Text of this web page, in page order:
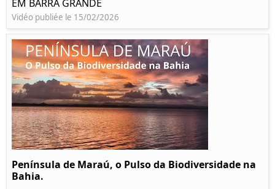
EM BARRA GRANDE
Vidéo publiée le 15/02/2026
Península de Maraú, o Pulso da Biodiversidade na
Bahia.